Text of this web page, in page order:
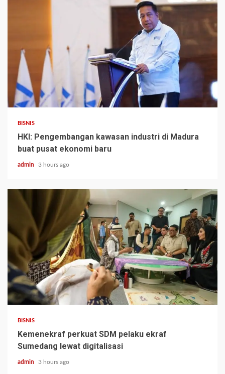
BISNIS
HKI: Pengembangan kawasan industri di Madura
buat pusat ekonomi baru
admin 3 hours ago
BISNIS
Kemenekraf perkuat SDM pelaku ekraf
Sumedang lewat digitalisasi
admin 3 hours ago